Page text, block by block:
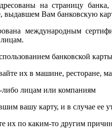
на страницу
выдавшем Вам банковскую
международным
банковской
их в машине, ресторане,
либо лицам или компаниям
вашу карту, и в случае ее
их по каким-то другим